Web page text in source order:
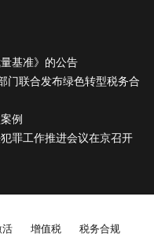
基准》的公告
门联合发布绿色转型税务合
例
罪工作推进会议在京召开
活 增值税 税务合规